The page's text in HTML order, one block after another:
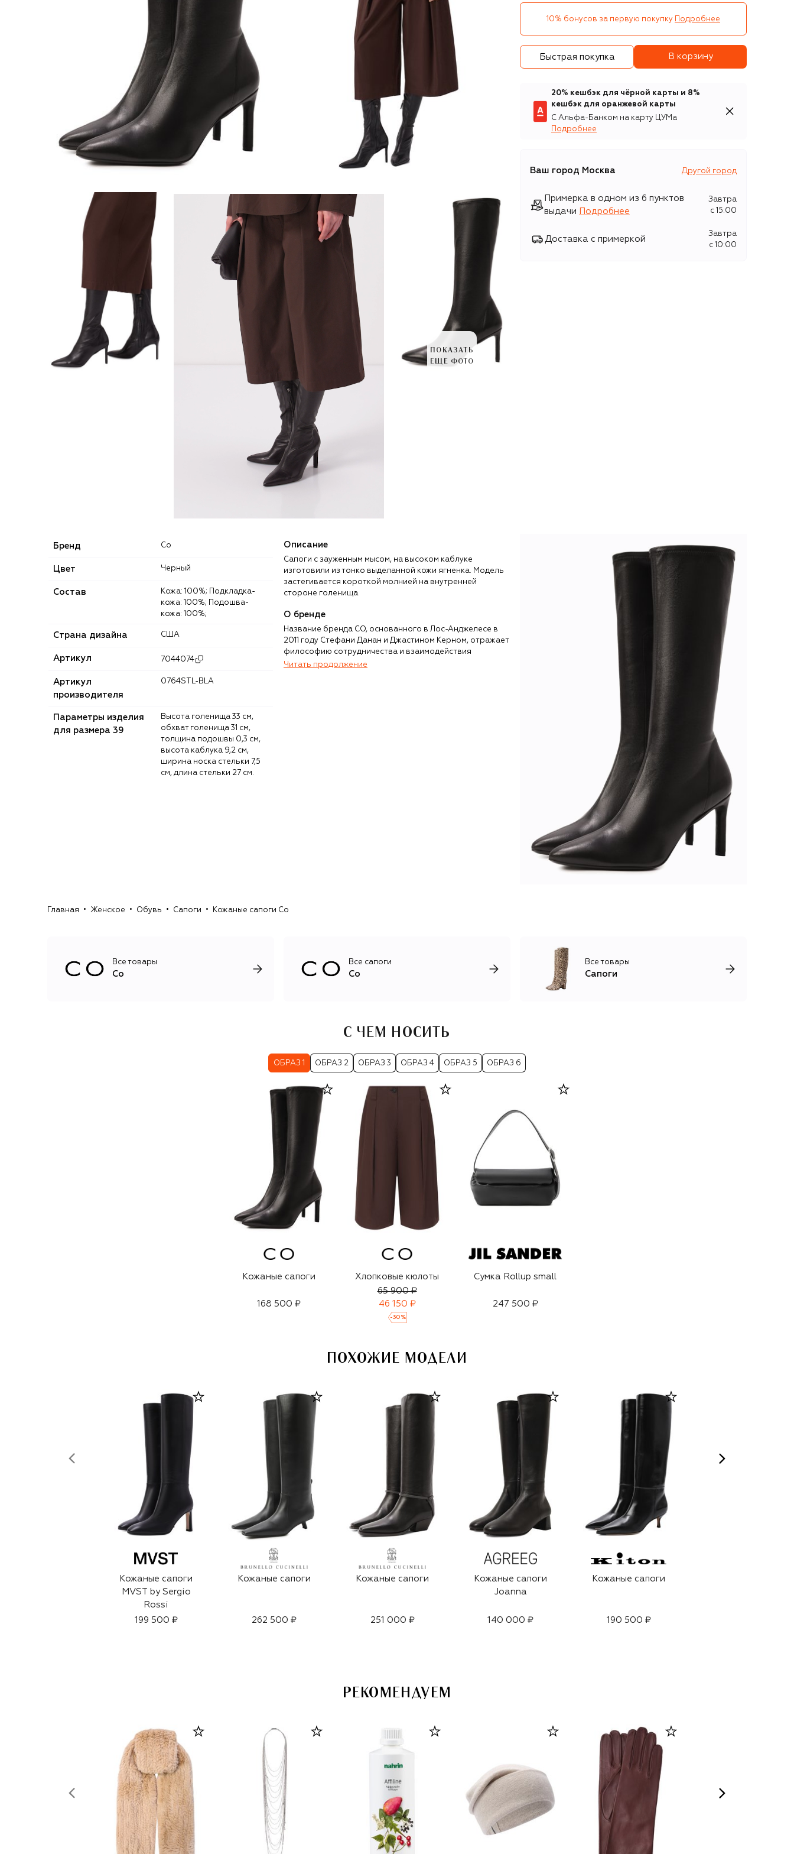
ПОКАЗАТЬ
ЕЩЕ ФОТО
10% бонусов за первую покупку Подробнее
Быстрая покупка В корзину
20% кешбэк для чёрной карты и 8%
кешбэк для оранжевой карты
С Альфа-Банком на карту ЦУМа
Подробнее
Ваш город Москва Другой город
Примерка в одном из 6 пунктов
выдачи
Подробнее
Завтра
c 15:00
Доставка с примеркой
Завтра
c 10:00
Бренд Co
Цвет Черный
Состав
Кожа: 100%; Подкладка-
кожа: 100%; Подошва-
кожа: 100%;
Страна дизайна США
Артикул 7044074
Артикул
производителя
0764STL-BLA
Параметры изделия
для размера 39
Высота голенища 33 см,
обхват голенища 31 см,
толщина подошвы 0,3 см,
высота каблука 9,2 см,
ширина носка стельки 7,5
см, длина стельки 27 см.
Описание
Сапоги с зауженным мысом, на высоком каблуке
изготовили из тонко выделанной кожи ягненка. Модель
застегивается короткой молнией на внутренней
стороне голенища.
О бренде
Название бренда CO, основанного в Лос-Анджелесе в
2011 году Стефани Данан и Джастином Керном, отражает
философию сотрудничества и взаимодействия
мастеров своего дела. Эстетические коды марки
Читать продолжение
Главная Женское Обувь Сапоги Кожаные сапоги Co
Все товары
Co
Все сапоги
Co
Все товары
Сапоги
С ЧЕМ НОСИТЬ
ОБРАЗ 1 ОБРАЗ 2 ОБРАЗ 3 ОБРАЗ 4 ОБРАЗ 5 ОБРАЗ 6
Кожаные сапоги
168 500 ₽
Хлопковые кюлоты
65 900 ₽
46 150 ₽
-30 %
Сумка Rollup small
247 500 ₽
ПОХОЖИЕ МОДЕЛИ
Кожаные сапоги
MVST by Sergio
Rossi
199 500 ₽
Кожаные сапоги
262 500 ₽
Кожаные сапоги
251 000 ₽
Кожаные сапоги
Joanna
140 000 ₽
Кожаные сапоги
190 500 ₽
РЕКОМЕНДУЕМ